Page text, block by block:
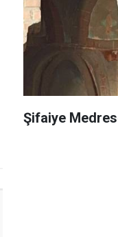
Şifaiye